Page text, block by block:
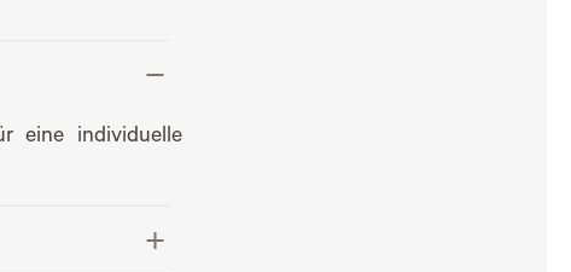
eine individuelle